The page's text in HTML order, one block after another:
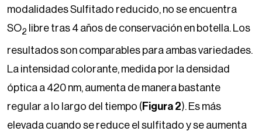
modalidades Sulfitado reducido, no se encuentra
SO2 libre tras 4 años de conservación en botella. Los
resultados son comparables para ambas variedades.
La intensidad colorante, medida por la densidad
óptica a 420 nm, aumenta de manera bastante
regular a lo largo del tiempo ( Figura 2). Es más
elevada cuando se reduce el sulfitado y se aumenta